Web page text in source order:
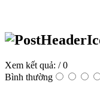
Xem kết quả: / 0
Bình thường